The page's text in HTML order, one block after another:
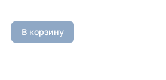
В корзину